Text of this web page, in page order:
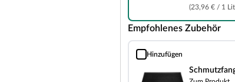
(23,96 € / 1
Empfohlenes Zubehör
Hinzufügen
Schmutzfangmatte